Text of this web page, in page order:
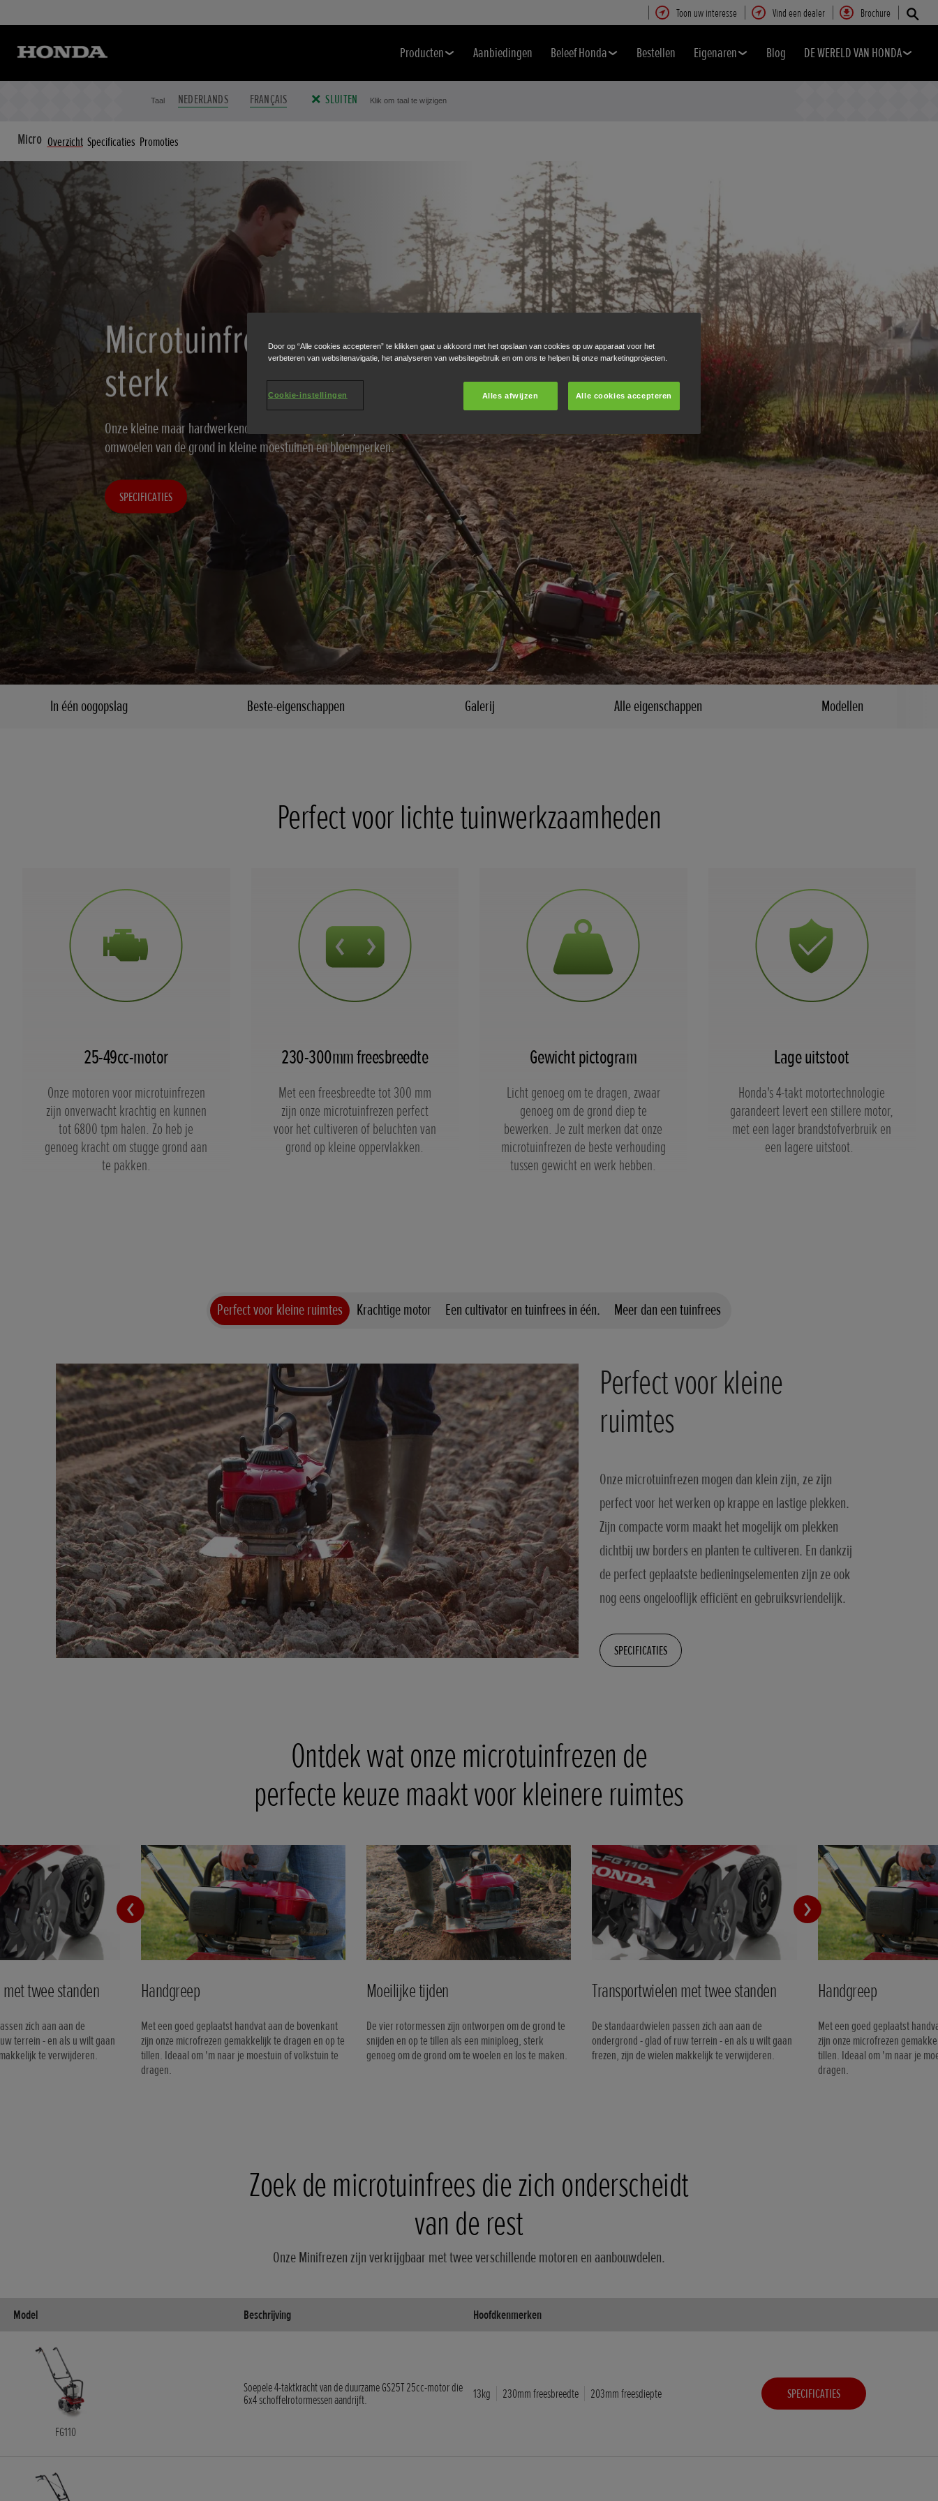
Toon uw interesse Vind een dealer Brochure
Producten Aanbiedingen Beleef Honda Bestellen Eigenaren Blog DE WERELD VAN HONDA
Taal NEDERLANDS FRANÇAIS SLUITEN Klik om taal te wijzigen
Micro Overzicht Specificaties Promoties
Microtuinfrezen: Klein en
sterk
Onze kleine maar hardwerkende microtuinfrezen zijn perfect voor het
omwoelen van de grond in kleine moestuinen en bloemperken.
SPECIFICATIES
In één oogopslag Beste-eigenschappen Galerij Alle eigenschappen Modellen
Perfect voor lichte tuinwerkzaamheden
25-49cc-motor
Onze motoren voor microtuinfrezen
zijn onverwacht krachtig en kunnen
tot 6800 tpm halen. Zo heb je
genoeg kracht om stugge grond aan
te pakken.
230-300mm freesbreedte
Met een freesbreedte tot 300 mm
zijn onze microtuinfrezen perfect
voor het cultiveren of beluchten van
grond op kleine oppervlakken.
Gewicht pictogram
Licht genoeg om te dragen, zwaar
genoeg om de grond diep te
bewerken. Je zult merken dat onze
microtuinfrezen de beste verhouding
tussen gewicht en werk hebben.
Lage uitstoot
Honda's 4-takt motortechnologie
garandeert levert een stillere motor,
met een lager brandstofverbruik en
een lagere uitstoot.
Perfect voor kleine ruimtes Krachtige motor Een cultivator en tuinfrees in één. Meer dan een tuinfrees
Perfect voor kleine
ruimtes
Onze microtuinfrezen mogen dan klein zijn, ze zijn
perfect voor het werken op krappe en lastige plekken.
Zijn compacte vorm maakt het mogelijk om plekken
dichtbij uw borders en planten te cultiveren. En dankzij
de perfect geplaatste bedieningselementen zijn ze ook
nog eens ongelooflijk efficiënt en gebruiksvriendelijk.
SPECIFICATIES
Ontdek wat onze microtuinfrezen de
perfecte keuze maakt voor kleinere ruimtes
twee standen
zich aan aan de
terrein - en als u wilt gaan
te verwijderen.
Handgreep
Met een goed geplaatst handvat aan de bovenkant
zijn onze microfrezen gemakkelijk te dragen en op te
tillen. Ideaal om 'm naar je moestuin of volkstuin te
dragen.
Moeilijke tijden
De vier rotormessen zijn ontworpen om de grond te
snijden en op te tillen als een miniploeg, sterk
genoeg om de grond om te woelen en los te maken.
Transportwielen met twee standen
De standaardwielen passen zich aan aan de
ondergrond - glad of ruw terrein - en als u wilt gaan
frezen, zijn de wielen makkelijk te verwijderen.
Handgreep
Met een goed geplaatst
zijn onze microfrezen
tillen. Ideaal om 'm naar je
dragen.
Zoek de microtuinfrees die zich onderscheidt
van de rest
Onze Minifrezen zijn verkrijgbaar met twee verschillende motoren en aanbouwdelen.
Model Beschrijving Hoofdkenmerken
FG110
Soepele 4-taktkracht van de duurzame GS25T 25cc-motor die
6x4 schoffelrotormessen aandrijft.
13kg 230mm freesbreedte 203mm freesdiepte SPECIFICATIES
Door op “Alle cookies accepteren” te klikken gaat u akkoord met het opslaan van cookies op uw apparaat voor het
verbeteren van websitenavigatie, het analyseren van websitegebruik en om ons te helpen bij onze marketingprojecten.
Alles afwijzen Alle cookies accepteren
Cookie-instellingen